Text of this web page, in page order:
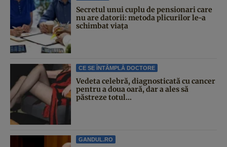
Secretul unui cuplu de pensionari care
nu are datorii: metoda plicurilor le-a
schimbat viața
CE SE ÎNTÂMPLĂ DOCTORE
Vedeta celebră, diagnosticată cu cancer
pentru a doua oară, dar a ales să
păstreze totul...
GANDUL.RO